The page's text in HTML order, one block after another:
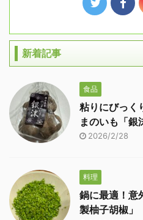
新着記事
食品
粘りにびっく
まのいも「銀
2026/2/28
料理
鍋に最適！意
製柚子胡椒」